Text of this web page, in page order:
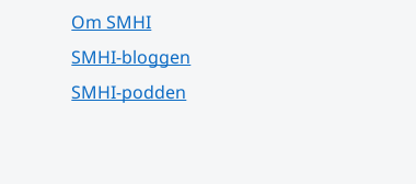
Om SMHI
SMHI-bloggen
SMHI-podden